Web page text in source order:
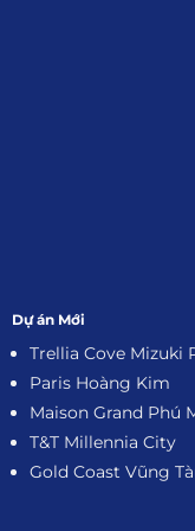
Dự án Mới
Trellia Cove Mizuki
Paris Hoàng Kim
Maison Grand Phú
T&T Millennia City
Gold Coast Vũng